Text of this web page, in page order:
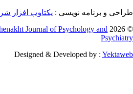
و برنامه نویسی : یکتاوب افزار شرق
©
Shenakht Journal of Psychology and
Designed & Developed by :